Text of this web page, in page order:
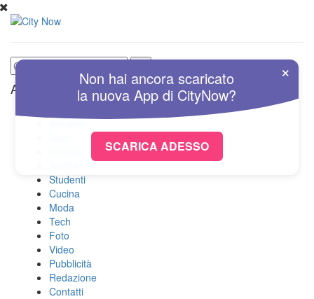
Altre Sezioni
Attualità
Spettacolo
Studenti
Cucina
Moda
Tech
Foto
Video
Pubblicità
Redazione
Contatti
×
Non hai ancora scaricato
la nuovaApp di CityNow?
SCARICA ADESSO